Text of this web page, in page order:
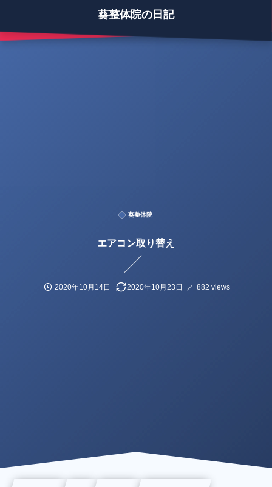
葵整体院の日記
葵整体院
エアコン取り替え
2020年10月14日 2020年10月23日 882 views